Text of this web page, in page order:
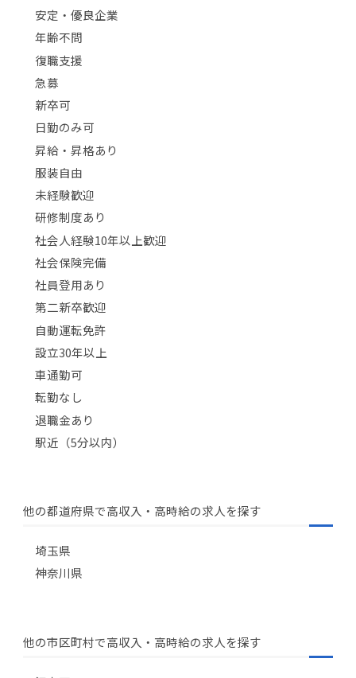
安定・優良企業
年齢不問
復職支援
急募
新卒可
日勤のみ可
昇給・昇格あり
服装自由
未経験歓迎
研修制度あり
社会人経験10年以上歓迎
社会保険完備
社員登用あり
第二新卒歓迎
自動運転免許
設立30年以上
車通勤可
転勤なし
退職金あり
駅近（5分以内）
他の都道府県で高収入・高時給の求人を探す
埼玉県
神奈川県
他の市区町村で高収入・高時給の求人を探す